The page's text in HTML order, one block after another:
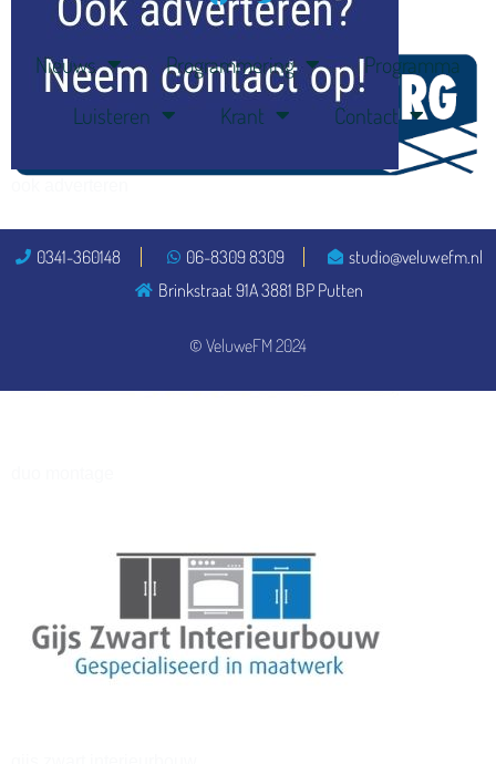
Nieuws Programmering
Programma
Luisteren
Krant Contact
© VeluweFM 2024
0341-360148 06-8309 8309
studio@veluwefm.nl
Brinkstraat 91A 3881 BP Putten